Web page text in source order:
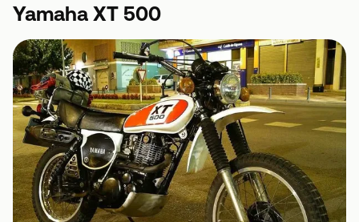
Yamaha XT 500